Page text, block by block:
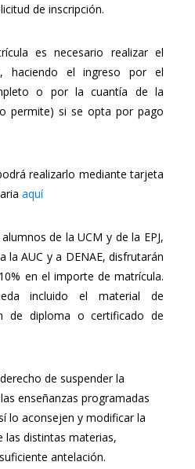
de inscripción.
es necesario realizar el
haciendo el ingreso por el
o por la cuantía de la
permite) si se opta por pago
realizarlo mediante tarjeta
aquí
de la UCM y de la EPJ,
la AUC y a DENAE, disfrutarán
en el importe de matrícula.
incluido el material de
de diploma o certificado de
de suspender la
enseñanzas programadas
lo aconsejen y modificar la
las distintas materias,
antelación.